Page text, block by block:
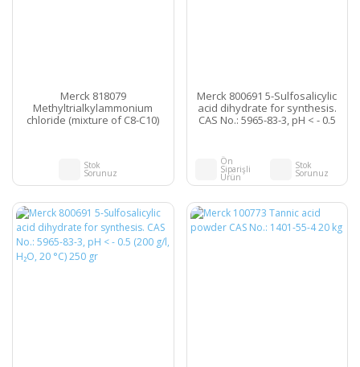
Merck 818079
Methyltrialkylammonium
chloride (mixture of C8-C10)
Stok
Sorunuz
Merck 800691 5-Sulfosalicylic
acid dihydrate for synthesis.
CAS No.: 5965-83-3, pH < - 0.5
Ön
Siparişli
Ürün
Stok
Sorunuz